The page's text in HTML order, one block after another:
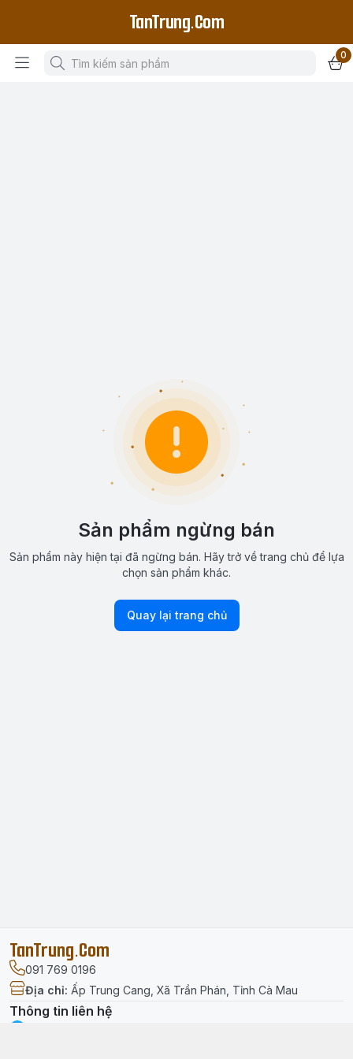
TanTrung.Com
0
Sản phẩm ngừng bán
Sản phẩm này hiện tại đã ngừng bán. Hãy trở về trang chủ để lựa
chọn sản phẩm khác.
Quay lại trang chủ
TanTrung.Com
091 769 0196
Địa chỉ: Ấp Trung Cang, Xã Trần Phán, Tỉnh Cà Mau
Thông tin liên hệ